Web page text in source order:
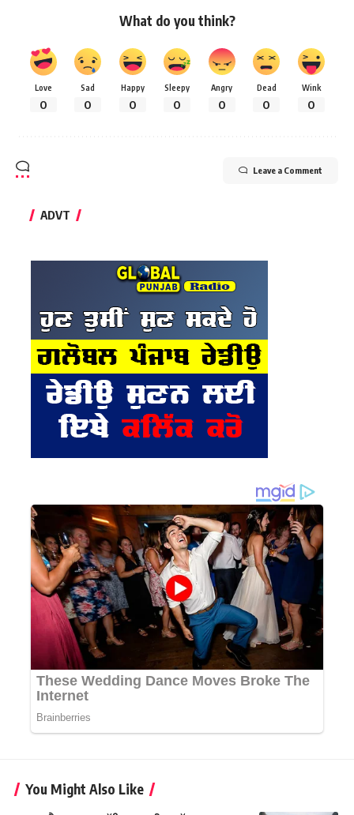
What do you think?
Love
0
Sad
0
Happy
0
Sleepy
0
Angry
0
Dead
0
Wink
0
Leave a Comment
ADVT
You Might Also Like